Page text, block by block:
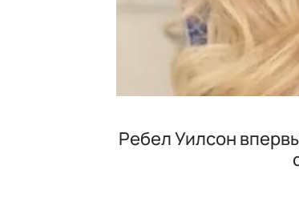
Ребел Уилсон